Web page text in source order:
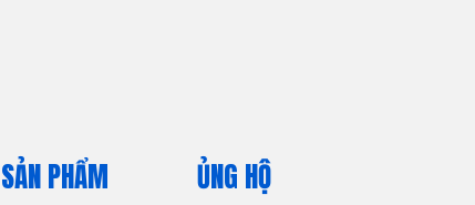
SẢN PHẨM ỦNG HỘ